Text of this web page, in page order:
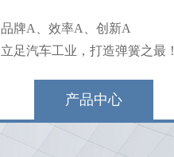
品牌A、效率A、创新A
立足汽车工业，打造弹簧之最！
产品中心